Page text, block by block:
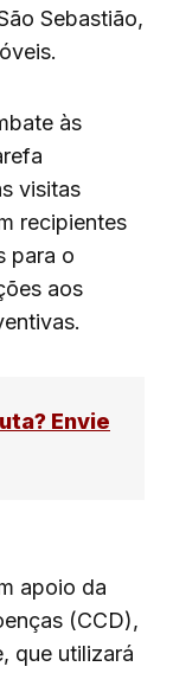
Sebastião,
às
visitas
recipientes
para o
aos
Envie
apoio da
(CCD),
que utilizará